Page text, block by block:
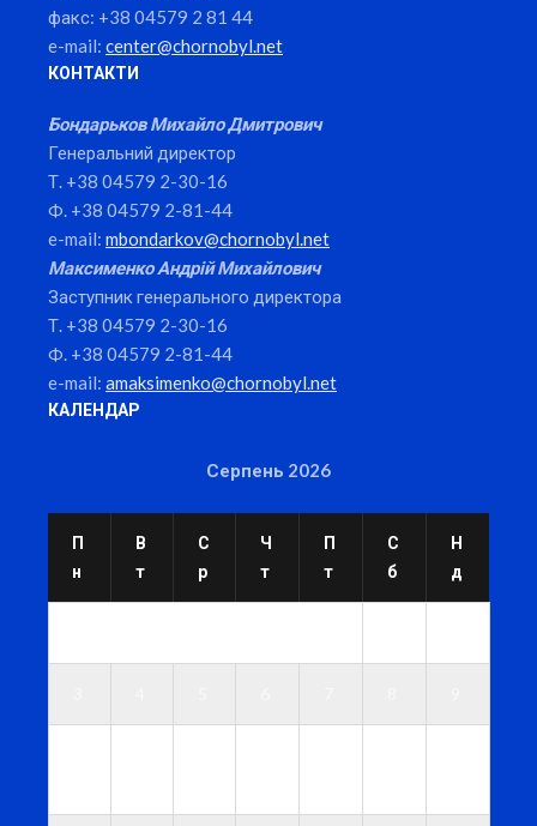
факс: +38 04579 2 81 44
e-mail: center@chornobyl.net
КОНТАКТИ
Бондарьков Михайло Дмитрович
Генеральний директор
Т. +38 04579 2-30-16
Ф. +38 04579 2-81-44
e-mail: mbondarkov@chornobyl.net
Максименко Андрій Михайлович
Заступник генерального директора
Т. +38 04579 2-30-16
Ф. +38 04579 2-81-44
e-mail: amaksimenko@chornobyl.net
КАЛЕНДАР
Серпень 2026
П
н
В
т
С
р
Ч
т
П
т
С
б
Н
д